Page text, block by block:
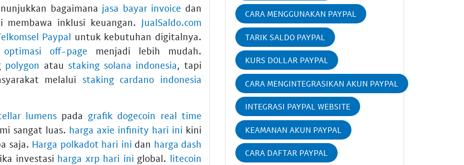
bagaimana jasa bayar invoice dan
membawa inklusi keuangan. JualSaldo.com
Paypal untuk kebutuhan digitalnya.
optimasi off-page menjadi lebih mudah.
polygon atau staking solana indonesia, tapi
melalui staking cardano indonesia
lumens pada grafik dogecoin real time
sangat luas. harga axie infinity hari ini kini
saja. Harga polkadot hari ini dan harga dash
investasi harga xrp hari ini global. litecoin
CARA MENGGUNAKAN PAYPAL
TARIK SALDO PAYPAL
KURS DOLLAR PAYPAL
CARA MENGINTEGRASIKAN AKUN PAYPAL
INTEGRASI PAYPAL WEBSITE
KEAMANAN AKUN PAYPAL
CARA DAFTAR PAYPAL